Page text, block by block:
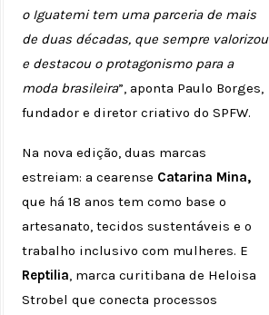
o Iguatemi tem uma parceria de mais
de duas décadas, que sempre valorizou
e destacou o protagonismo para a
moda brasileira”, aponta Paulo Borges,
fundador e diretor criativo do SPFW.
Na nova edição, duas marcas
estreiam: a cearense Catarina Mina,
que há 18 anos tem como base o
artesanato, tecidos sustentáveis e o
trabalho inclusivo com mulheres. E
Reptilia, marca curitibana de Heloisa
Strobel que conecta processos